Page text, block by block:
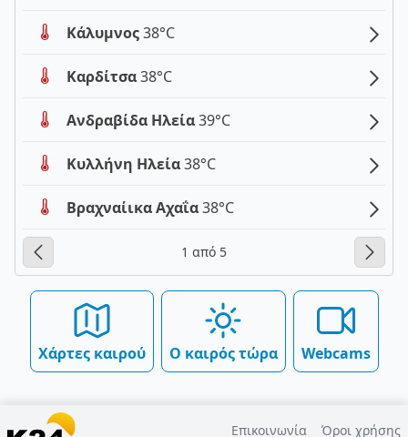
Κάλυμνος38°C
Καρδίτσα38°C
Ανδραβίδα Ηλεία39°C
Κυλλήνη Ηλεία38°C
Βραχναίικα Αχαΐα38°C
1 από 5
Χάρτες καιρού Ο καιρός τώρα Webcams
Επικοινωνία Όροι χρήσης